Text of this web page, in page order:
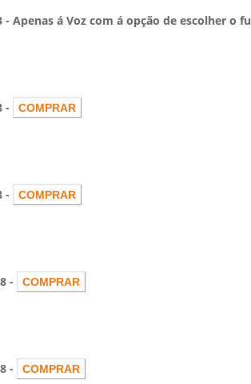
Apenas á Voz com á opção de escolher o
-
-
-
-